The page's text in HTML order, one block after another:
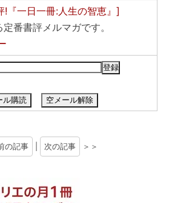
!『一日一冊:人生の智恵』]
番書評メルマガです。
ル購読 空メール解除
の記事 次の記事 ＞＞